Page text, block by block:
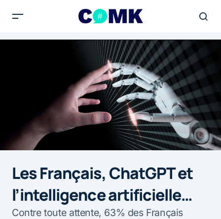
Les Français, ChatGPT et
l’intelligence artificielle…
Contre toute attente, 63% des Français